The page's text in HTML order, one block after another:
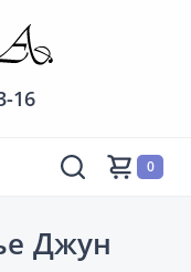
16
0
Джун